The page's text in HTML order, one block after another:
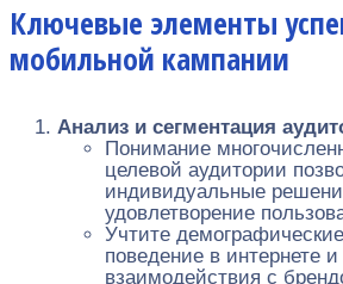
Ключевые элементы
мобильной кампании
Анализ и сегментация
Понимание
целевой аудитории
индивидуальные
удовлетворение
Учтите
поведение в интернете
взаимодействия с